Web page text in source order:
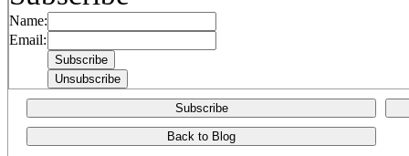
Name:
Email:
Subscribe
Back to Blog